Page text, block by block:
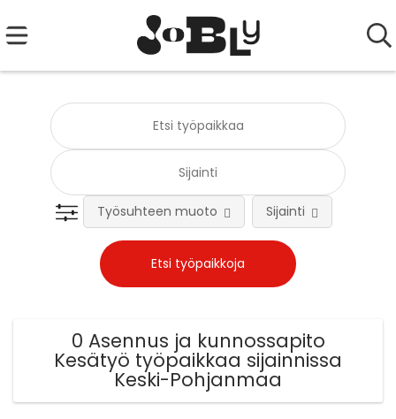
Työsuhteen muoto Sijainti
0 Asennus ja kunnossapito
Kesätyö työpaikkaa sijainnissa
Keski-Pohjanmaa